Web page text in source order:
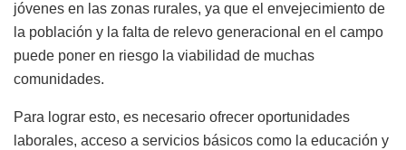
jóvenes en las zonas rurales, ya que el envejecimiento de
la población y la falta de relevo generacional en el campo
puede poner en riesgo la viabilidad de muchas
comunidades.
Para lograr esto, es necesario ofrecer oportunidades
laborales, acceso a servicios básicos como la educación y